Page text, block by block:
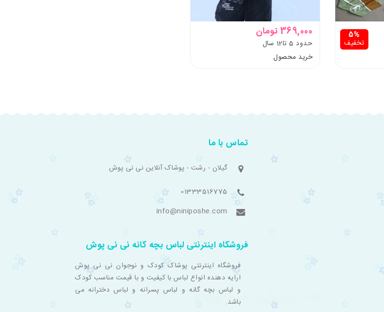
5%
تخفیف
369,000 تومان
حدود 5 تا12 سال
خرید محصول
تماس با ما
گیلان - رشت - پوشاک آنلاین نی نی پوش
01333516775
info@niniposhe.com
فروشگاه اینترنتی لباس بچه گانه نی نی پوش
فروشگاه اینترنتی پوشاک کودک و نوجوان نی نی پوش
ارایه دهنده انواع لباس با کیفیت و با قیمت مناسب کودک
و لباس بچه گانه و لباس پسرانه و لباس دخترانه می
باشد.